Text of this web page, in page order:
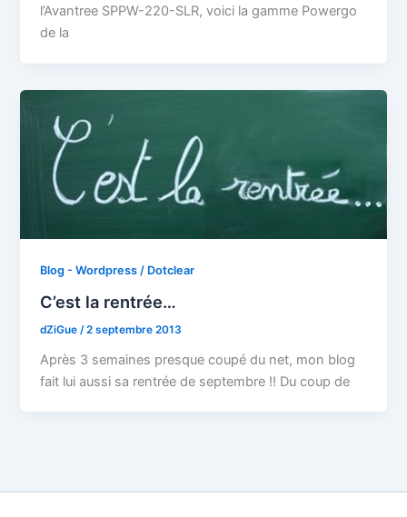
l’Avantree SPPW-220-SLR, voici la gamme Powergo
de la
Blog - Wordpress / Dotclear
C’est la rentrée…
dZiGue /2 septembre 2013
Après 3 semaines presque coupé du net, mon blog
fait lui aussi sa rentrée de septembre !! Du coup de